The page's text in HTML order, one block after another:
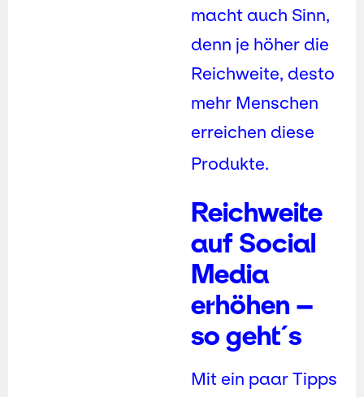
macht auch Sinn,
denn je höher die
Reichweite, desto
mehr Menschen
erreichen diese
Produkte.
Reichweite
auf Social
Media
erhöhen –
so geht´s
Mit ein paar Tipps